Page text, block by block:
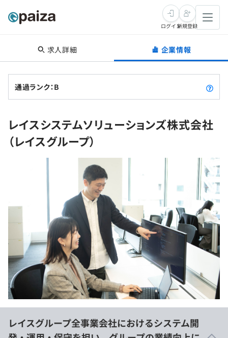
転職・キャリア
転職成功ガイド
インタビュー
新卒就活
求人検索
本選考
新卒エージェント
イベント・セミナー
インタビュー
就活成功ガイド
学習
リファレンス
評価結果一覧
再チャレンジ結果一覧
Tech Team Journal
paiza times
note
paizaとは？
ログイン新規登録
求人詳細 企業情報
通過ランク：B
レイスシステムソリューションズ株式会社
（レイスグループ）
レイスグループ全事業会社におけるシステム開